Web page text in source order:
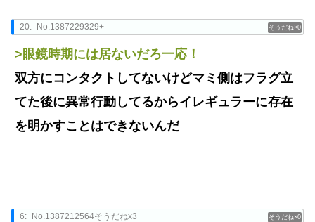
0
20: No.1387229329+
>眼鏡時期には居ないだろ一応！
双方にコンタクトしてないけどマミ側はフラグ立
てた後に異常行動してるからイレギュラーに存在
を明かすことはできないんだ
0
6: No.1387212564そうだねx3